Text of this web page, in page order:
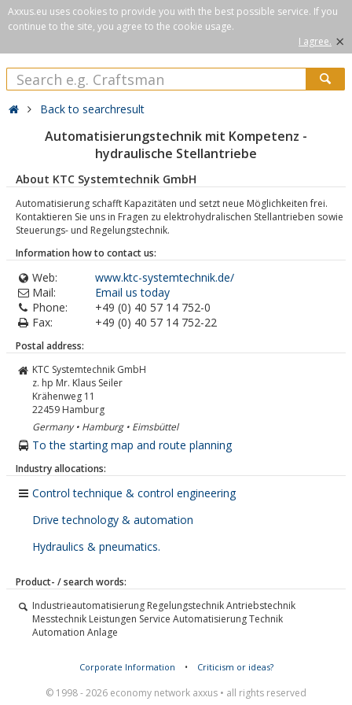
Axxus.eu uses cookies to provide you with the best possible service. If you
continue to the site, you agree to the cookie usage.
I agree. ×
Back to searchresult
Automatisierungstechnik mit Kompetenz -
hydraulische Stellantriebe
About KTC Systemtechnik GmbH
Automatisierung schafft Kapazitäten und setzt neue Möglichkeiten frei.
Kontaktieren Sie uns in Fragen zu elektrohydralischen Stellantrieben sowie
Steuerungs- und Regelungstechnik.
Information how to contact us:
Web:
www.ktc-systemtechnik.de/
Mail:
Email us today
Phone:
+49 (0) 40 57 14 752-0
Fax:
+49 (0) 40 57 14 752-22
Postal address:
KTC Systemtechnik GmbH
z. hp Mr. Klaus Seiler
Krähenweg 11
22459 Hamburg
Germany • Hamburg • Eimsbüttel
To the starting map and route planning
Industry allocations:
Control technique & control engineering
Drive technology & automation
Hydraulics & pneumatics.
Product- / search words:
Industrieautomatisierung Regelungstechnik Antriebstechnik
Messtechnik Leistungen Service Automatisierung Technik
Automation Anlage
Corporate Information • Criticism or ideas?
© 1998 - 2026 economy network axxus • all rights reserved